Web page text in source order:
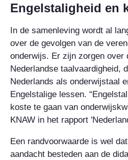
Engelstaligheid en
In de samenleving wordt al
over de gevolgen van de
onderwijs. Er zijn zorgen over
Nederlandse taalvaardigheid,
Nederlands als onderwijstaal
Engelstalige lessen.
koste te gaan van
KNAW in het rapport
Een randvoorwaarde is wel
aandacht besteden aan de